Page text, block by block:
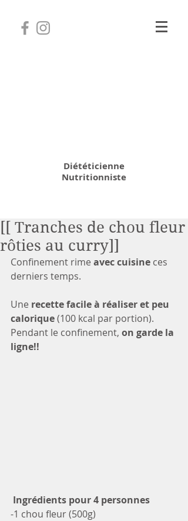
Diététicienne
Nutritionniste
[[ Tranches de chou fleur
rôties au curry]]
Confinement rime avec cuisine ces
derniers temps.
Une recette facile à réaliser et peu
calorique (100 kcal par portion).
Pendant le confinement, on garde la
ligne!!
Ingrédients pour 4 personnes
-1 chou fleur (500g)